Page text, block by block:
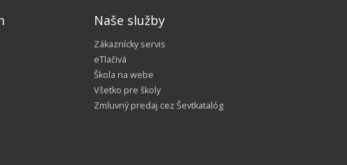
Naše služby
Zákaznícky servis
eTlačivá
Škola na webe
Všetko pre školy
Zmluvný predaj cez Ševtkatalóg